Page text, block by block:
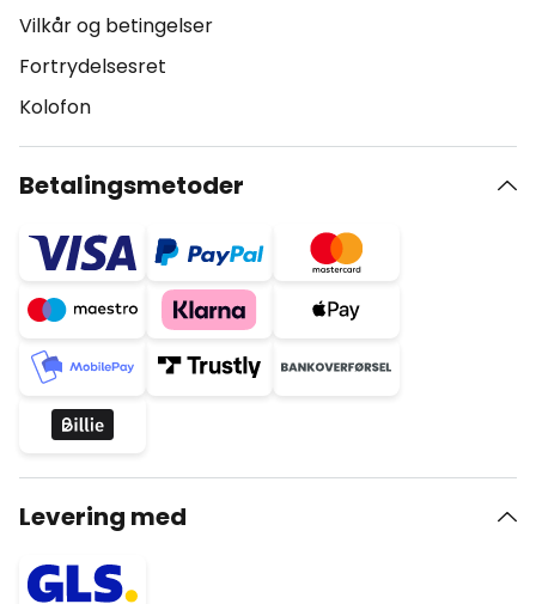
Vilkår og betingelser
Fortrydelsesret
Kolofon
Betalingsmetoder
Levering med